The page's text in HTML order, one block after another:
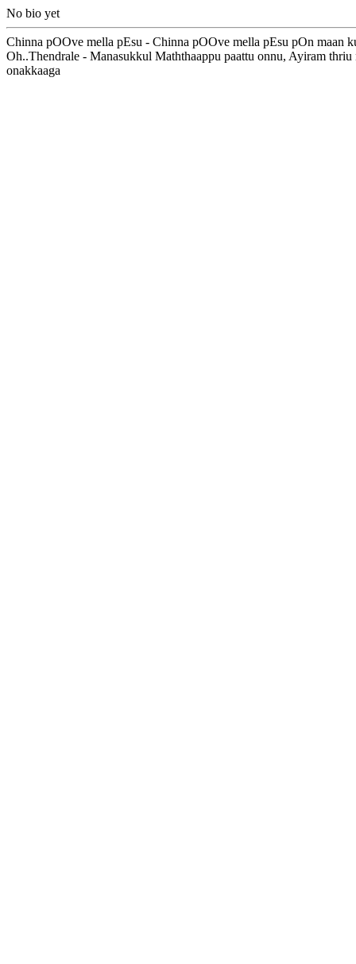
No bio yet
Chinna pOOve mella pEsu - Chinna pOOve mella pEsu pOn maan
Oh..Thendrale - Manasukkul Maththaappu paattu onnu, Ayiram
onakkaaga